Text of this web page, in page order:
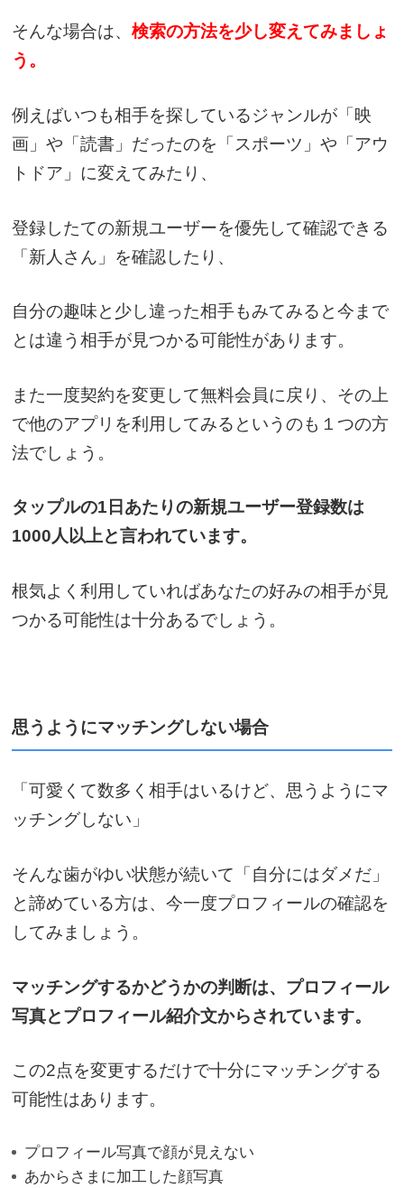
そんな場合は、検索の方法を少し変えてみましょ
う。
例えばいつも相手を探しているジャンルが「映
画」や「読書」だったのを「スポーツ」や「アウ
トドア」に変えてみたり、
登録したての新規ユーザーを優先して確認できる
「新人さん」を確認したり、
自分の趣味と少し違った相手もみてみると今まで
とは違う相手が見つかる可能性があります。
また一度契約を変更して無料会員に戻り、その上
で他のアプリを利用してみるというのも１つの方
法でしょう。
タップルの1日あたりの新規ユーザー登録数は
1000人以上と言われています。
根気よく利用していればあなたの好みの相手が見
つかる可能性は十分あるでしょう。
思うようにマッチングしない場合
「可愛くて数多く相手はいるけど、思うようにマ
ッチングしない」
そんな歯がゆい状態が続いて「自分にはダメだ」
と諦めている方は、今一度プロフィールの確認を
してみましょう。
マッチングするかどうかの判断は、プロフィール
写真とプロフィール紹介文からされています。
この2点を変更するだけで十分にマッチングする
可能性はあります。
プロフィール写真で顔が見えない
あからさまに加工した顔写真